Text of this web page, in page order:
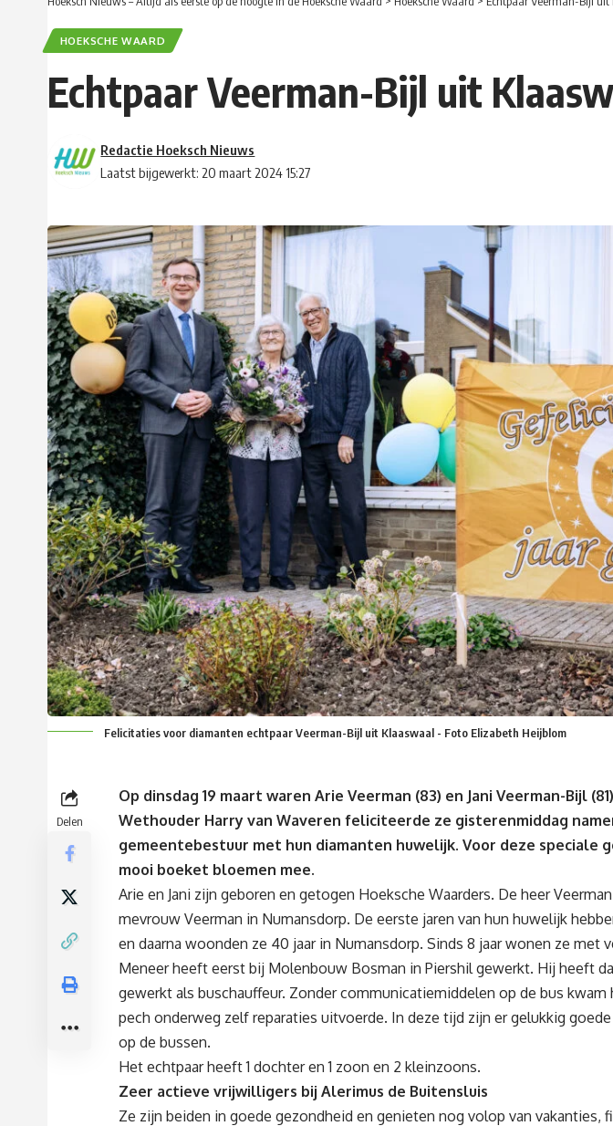
HOEKSCHE WAARD
Echtpaar Veerman-Bijl uit
Laatst bijgewerkt: 20 maart 2024 15:27
Redactie Hoeksch Nieuws
Felicitaties voor diamanten echtpaar Veerman-Bijl uit Klaaswaal - Foto Elizabeth Heijblom
Delen
Op dinsdag 19 maart waren Arie Veerman (83) en Jani Veerman-Bijl
Wethouder Harry van Waveren feliciteerde ze gisterenmiddag
gemeentebestuur met hun diamanten huwelijk. Voor deze speciale
mooi boeket bloemen mee.
Arie en Jani zijn geboren en getogen Hoeksche Waarders. De heer
mevrouw Veerman in Numansdorp. De eerste jaren van hun huwelijk
en daarna woonden ze 40 jaar in Numansdorp. Sinds 8 jaar wonen ze met
Meneer heeft eerst bij Molenbouw Bosman in Piershil gewerkt. Hij heeft
gewerkt als buschauffeur. Zonder communicatiemiddelen op de bus
pech onderweg zelf reparaties uitvoerde. In deze tijd zijn er gelukkig
op de bussen.
Het echtpaar heeft 1 dochter en 1 zoon en 2 kleinzoons.
Zeer actieve vrijwilligers bij Alerimus de Buitensluis
Ze zijn beiden in goede gezondheid en genieten nog volop van vakanties,